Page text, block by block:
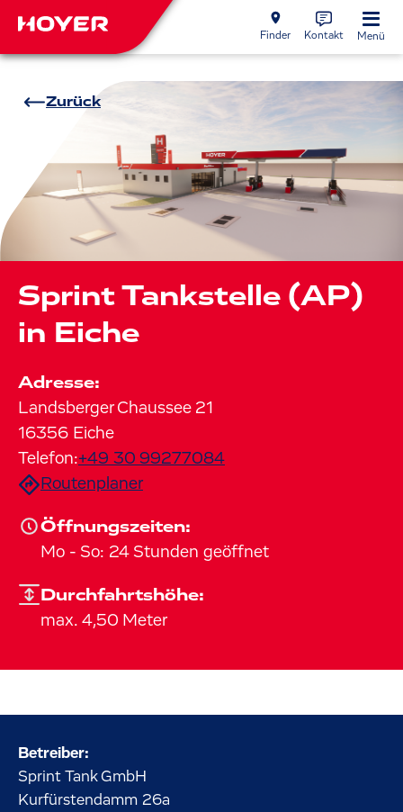
Finder Kontakt Menü
Zurück
Sprint Tankstelle (AP)
in Eiche
Adresse:
Landsberger Chaussee 21
16356 Eiche
Telefon:+49 30 99277084
Routenplaner
Öffnungszeiten:
Mo - So: 24 Stunden geöffnet
Durchfahrtshöhe:
max. 4,50 Meter
Betreiber:
Sprint Tank GmbH
Kurfürstendamm 26a